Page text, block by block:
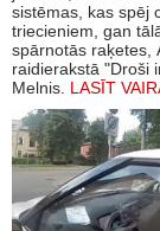
sistēmas, kas spēj
triecieniem, gan
spārnotās raķetes,
raidierakstā "Droši
Melnis. LASĪT